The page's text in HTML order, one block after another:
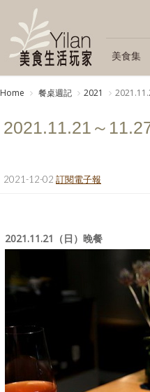
美食集
Home 餐桌週記 2021
2021.11.21～
2021-12-02 訂閱電子報
2021.11.21（日）晚餐